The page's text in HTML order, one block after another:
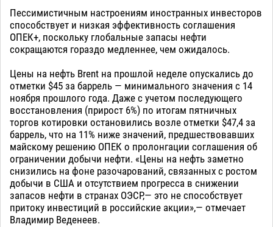
Пессимистичным настроениям иностранных инвесторов
способствует и низкая эффективность соглашения
ОПЕК+, поскольку глобальные запасы нефти
сокращаются гораздо медленнее, чем ожидалось.
Цены на нефть Brent на прошлой неделе опускались до
отметки $45 за баррель — минимального значения с 14
ноября прошлого года. Даже с учетом последующего
восстановления (прирост 6%) по итогам пятничных
торгов котировки остановились возле отметки $47,4 за
баррель, что на 11% ниже значений, предшествовавших
майскому решению ОПЕК о пролонгации соглашения об
ограничении добычи нефти. «Цены на нефть заметно
снизились на фоне разочарований, связанных с ростом
добычи в США и отсутствием прогресса в снижении
запасов нефти в странах ОЭСР,— это не способствует
притоку инвестиций в российские акции»,— отмечает
Владимир Веденеев.